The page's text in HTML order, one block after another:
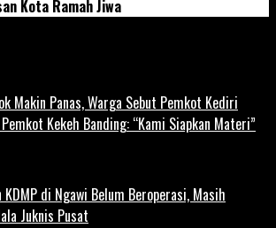
Kota Ramah Jiwa
Makin Panas, Warga Sebut Pemkot Kediri
Kekeh Banding: “Kami Siapkan Materi”
KDMP di Ngawi Belum Beroperasi, Masih
Juknis Pusat